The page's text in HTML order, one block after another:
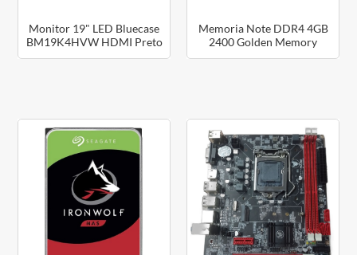
Monitor 19" LED Bluecase
BM19K4HVW HDMI Preto
Memoria Note DDR4 4GB
2400 Golden Memory